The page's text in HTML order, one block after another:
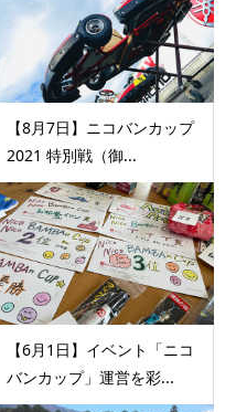
【8月7日】ニコバンカップ
2021 特別戦（御...
【6月1日】イベント「ニコ
バンカップ」運営を彩...